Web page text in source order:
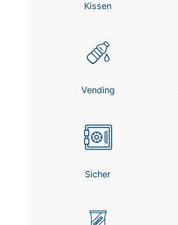
Kissen
Vending
Sicher